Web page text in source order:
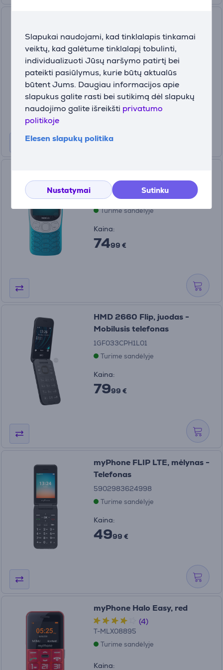
Slapukai naudojami, kad tinklalapis tinkamai
veiktų, kad galėtume tinklalapį tobulinti,
individualizuoti Jūsų naršymo patirtį bei
pateikti pasiūlymus, kurie būtų aktualūs
būtent Jums. Daugiau informacijos apie
slapukus galite rasti bei sutikimą dėl slapukų
naudojimo galite išreikšti privatumo
politikoje
Elesen slapukų politika
Nustatymai Sutinku
MLX08894
T-MLX08894
Turime sandėlyje
Kaina:
2999 €
mėlynas - Mobilus telefonas
1GF025CPJ2L11
Turime sandėlyje
Kaina:
7499 €
HMD 2660 Flip, juodas -
Mobilusis telefonas
1GF033CPH1L01
Turime sandėlyje
Kaina:
7999 €
myPhone FLIP LTE, mėlynas -
Telefonas
5902983624998
Turime sandėlyje
Kaina:
4999 €
myPhone Halo Easy, red
(4)
T-MLX08895
Turime sandėlyje
Kaina: